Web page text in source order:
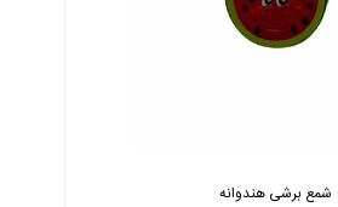
شمع برشی هندوانه